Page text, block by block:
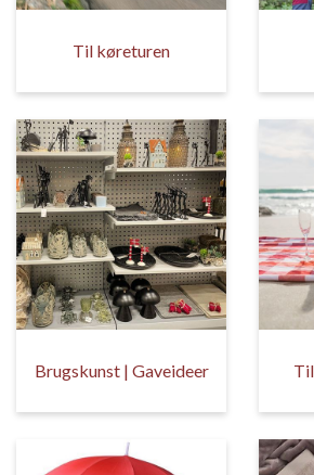
Til køreturen
Brugskunst | Gaveideer